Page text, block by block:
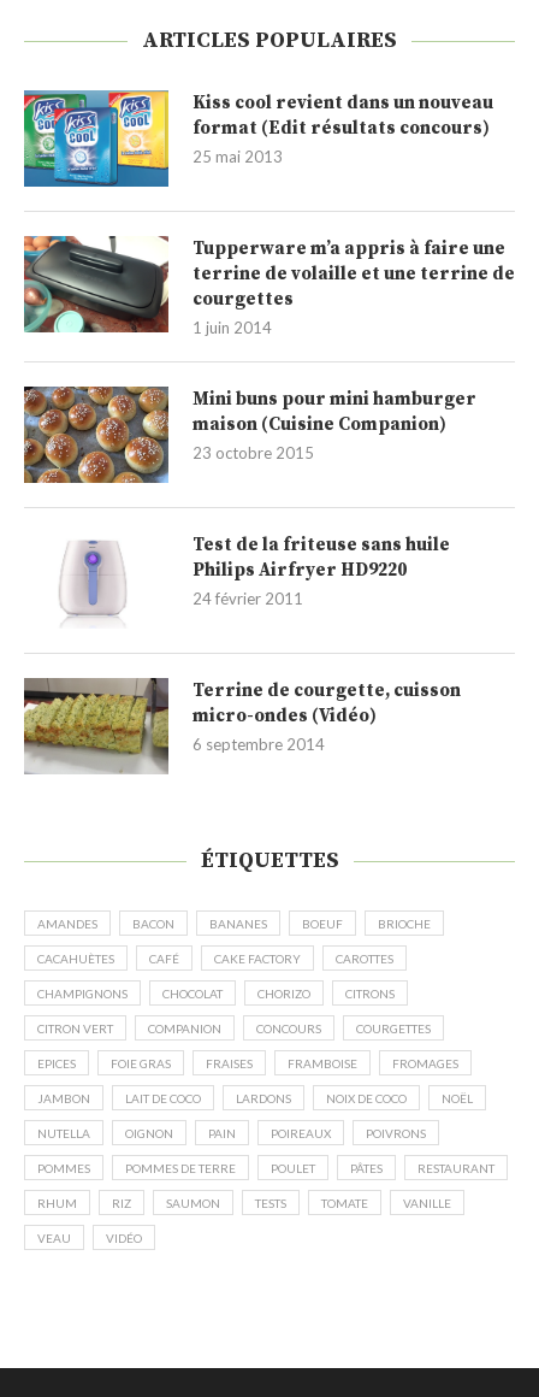
ARTICLES POPULAIRES
Kiss cool revient dans un nouveau
format (Edit résultats concours)
25 mai 2013
Tupperware m’a appris à faire une
terrine de volaille et une terrine de
courgettes
1 juin 2014
Mini buns pour mini hamburger
maison (Cuisine Companion)
23 octobre 2015
Test de la friteuse sans huile
Philips Airfryer HD9220
24 février 2011
Terrine de courgette, cuisson
micro-ondes (Vidéo)
6 septembre 2014
ÉTIQUETTES
AMANDES BACON BANANES BOEUF BRIOCHE
CACAHUÈTES CAFÉ CAKE FACTORY CAROTTES
CHAMPIGNONS CHOCOLAT CHORIZO CITRONS
CITRON VERT COMPANION CONCOURS COURGETTES
EPICES FOIE GRAS FRAISES FRAMBOISE FROMAGES
JAMBON LAIT DE COCO LARDONS NOIX DE COCO NOËL
NUTELLA OIGNON PAIN POIREAUX POIVRONS
POMMES POMMES DE TERRE POULET PÂTES RESTAURANT
RHUM RIZ SAUMON TESTS TOMATE VANILLE
VEAU VIDÉO